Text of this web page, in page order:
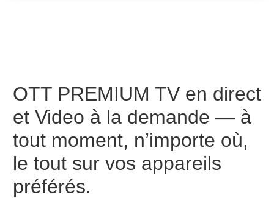
OTT PREMIUM TV en direct
et Video à la demande — à
tout moment, n’importe où,
le tout sur vos appareils
préférés.